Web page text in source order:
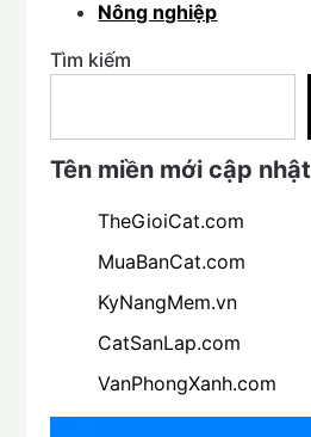
Nông nghiệp
Tìm kiếm
Tên miền mới cập nhật
TheGioiCat.com
MuaBanCat.com
KyNangMem.vn
CatSanLap.com
VanPhongXanh.com